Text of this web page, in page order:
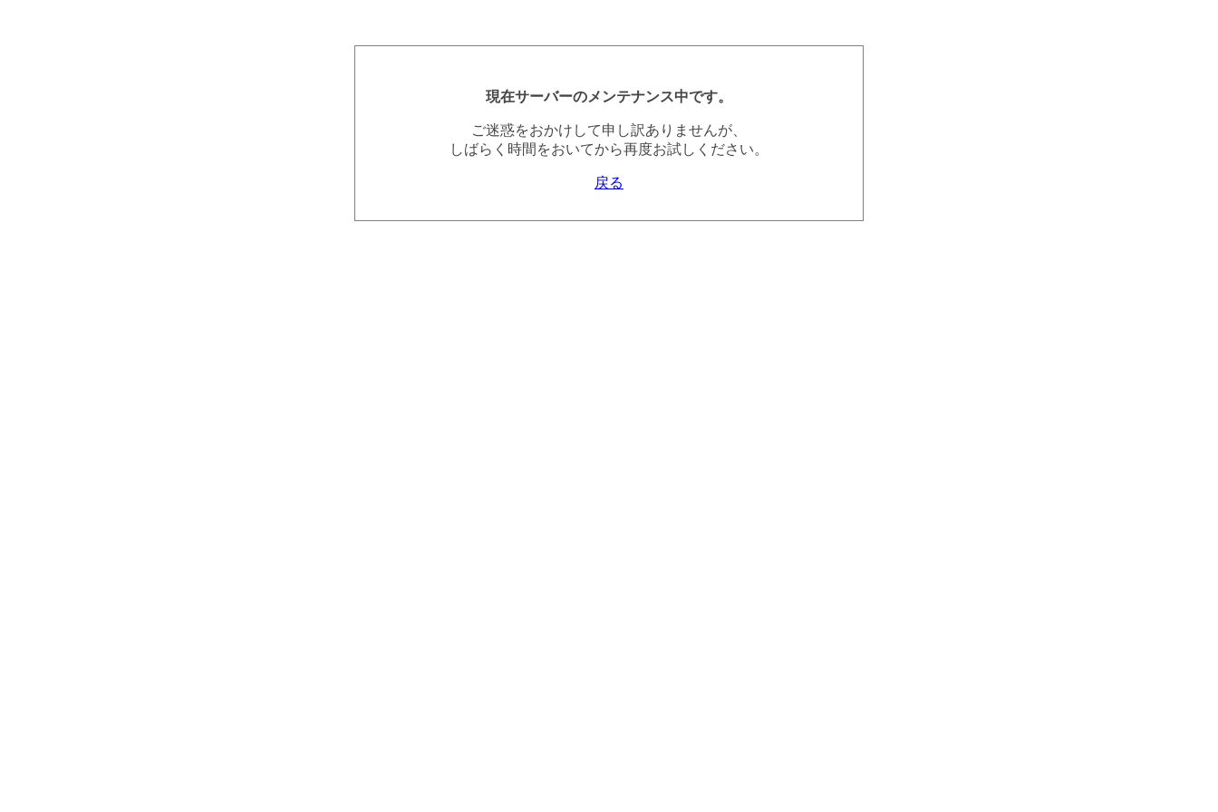
現在サーバーのメンテナンス中です。
ご迷惑をおかけして申し訳ありませんが、
しばらく時間をおいてから再度お試しください。
戻る